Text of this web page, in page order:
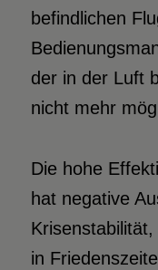
befindlichen
der in der Luft
nicht mehr
Die hohe
hat negative
in